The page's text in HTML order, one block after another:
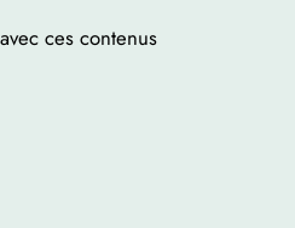
ces contenus